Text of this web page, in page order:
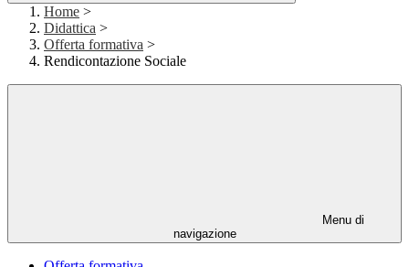
Home >
Didattica >
Offerta formativa >
Rendicontazione Sociale
Menu di
navigazione